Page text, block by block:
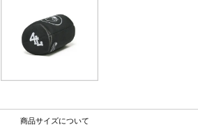
商品サイズについて